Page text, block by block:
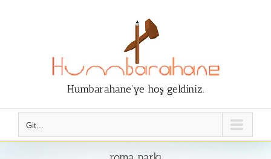
Humbarahane'ye hoş geldiniz.
Git...